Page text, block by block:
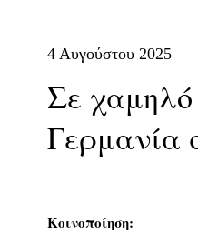
4 Αυγούστου 2025
Σε χαμηλό
Γερμανία
Κοινοποίηση: